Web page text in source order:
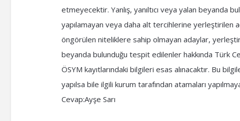
etmeyecektir. Yanlış, yanıltıcı veya yalan beyanda
yapılamayan veya daha alt tercihlerine yerleştirilen
öngörülen niteliklere sahip olmayan adaylar,
beyanda bulunduğu tespit edilenler hakkında Türk
ÖSYM kayıtlarındaki bilgileri esas alınacaktır. Bu
yapılsa bile ilgili kurum tarafından atamaları
Cevap:Ayşe Sarı